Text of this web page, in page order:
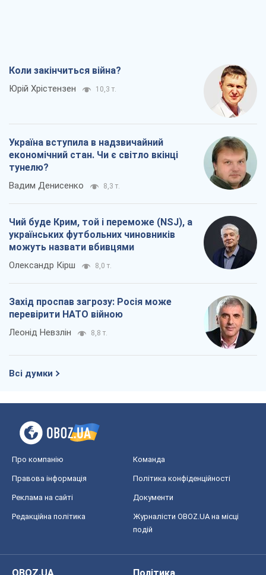
Коли закінчиться війна?
Юрій Хрістензен 10,3 т.
Україна вступила в надзвичайний
економічний стан. Чи є світло вкінці
тунелю?
Вадим Денисенко 8,3 т.
Чий буде Крим, той і переможе (NSJ), а
українських футбольних чиновників
можуть назвати вбивцями
Олександр Кірш 8,0 т.
Захід проспав загрозу: Росія може
перевірити НАТО війною
Леонід Невзлін 8,8 т.
Всі думки
Про компанію Команда
Правова інформація Політика конфіденційності
Реклама на сайті Документи
Редакційна політика
Журналісти OBOZ.UA на місці
подій